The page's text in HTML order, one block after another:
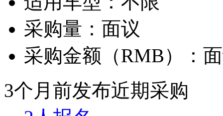
采购量： 面议
采购金额（RMB）：
3个月前发布近期采购